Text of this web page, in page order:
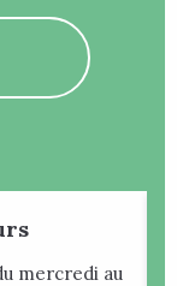
mercredi au